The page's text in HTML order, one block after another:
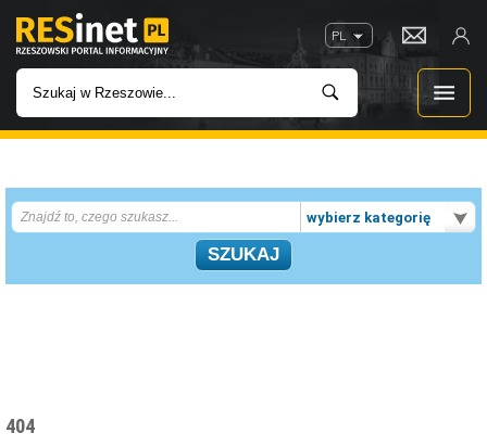
PL
INWESTYCJE
IMPREZY
wybierz kategorię
404